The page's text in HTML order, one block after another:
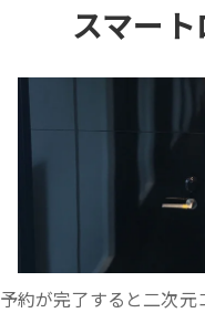
スマー
予約が完了すると二次元